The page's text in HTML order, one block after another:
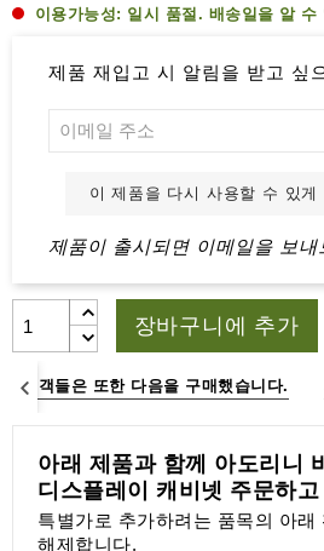
&
서
리
이용가능성: 일시 품절. 배송일을 알 수
제품 재입고 시 알림을 받고 싶
이 제품을 다시 사용할 수 있게
제품이 출시되면 이메일을 보내
장바구니에 추가
고객들은 또한 다음을 구매했습니다.
아래 제품과 함께 아도리니
디스플레이 캐비넷 주문하
특별가로 추가하려는 품목의 아래
해제합니다.